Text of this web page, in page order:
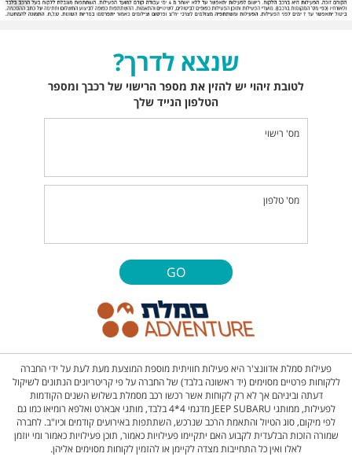
שנצא לדרך?
לטובת זיהוי יש להזין את מספר הרישוי של רכבך ומספר
הטלפון הנייד שלך
מס' רישוי
מס' טלפון
GO
פעילות סמלת אדוונצ'ר היא פעילות חוויתית מוספת המוצעת מעת לעת על ידי החברה
ללקוחות פרטיים מסוימים (יד ראשונה בלבד) של החברה על פי קריטריונים הנתונים לשיקול
דעתה וביניהם אך לא רק לקוחות אשר רכשו רכב מסמלת בשלוש השנים הקודמות
לפעילות, ממותגי JEEP SUBARU מדגמי 4*4 בלבד, מותגי אבארט ואלפא רומיאו כמו גם
לפי מיקום, סוג הטיול והתאמת הרכב שנרכש, השתתפות באירועים קודמים וכיו"ב. לחברה
שמורה הזכות הבלעדית לקבוע האם יתקיימו פעילויות כאמור, תוכן פעילויות כאמור ומי יוזמן
לאלו ואין כל התחייבות מצדה לקיימן או להזמין לקוחות מסוימים אליהן.